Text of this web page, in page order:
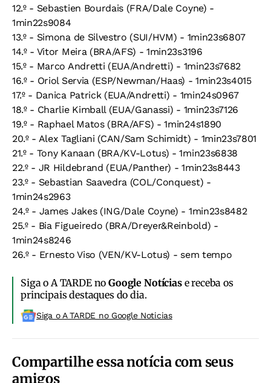
12.º - Sebastien Bourdais (FRA/Dale Coyne) -
1min22s9084
13.º - Simona de Silvestro (SUI/HVM) - 1min23s6807
14.º - Vitor Meira (BRA/AFS) - 1min23s3196
15.º - Marco Andretti (EUA/Andretti) - 1min23s7682
16.º - Oriol Servia (ESP/Newman/Haas) - 1min23s4015
17.º - Danica Patrick (EUA/Andretti) - 1min24s0967
18.º - Charlie Kimball (EUA/Ganassi) - 1min23s7126
19.º - Raphael Matos (BRA/AFS) - 1min24s1890
20.º - Alex Tagliani (CAN/Sam Schimidt) - 1min23s7801
21.º - Tony Kanaan (BRA/KV-Lotus) - 1min23s6838
22.º - JR Hildebrand (EUA/Panther) - 1min23s8443
23.º - Sebastian Saavedra (COL/Conquest) -
1min24s2963
24.º - James Jakes (ING/Dale Coyne) - 1min23s8482
25.º - Bia Figueiredo (BRA/Dreyer&Reinbold) -
1min24s8246
26.º - Ernesto Viso (VEN/KV-Lotus) - sem tempo
Siga o A TARDE noGoogle Notíciase receba os
principais destaques do dia.
Siga o A TARDE no Google Noticias
Compartilhe essa notícia com seus
amigos